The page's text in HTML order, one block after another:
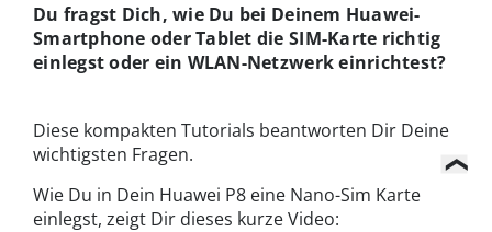
Du fragst Dich, wie Du bei Deinem Huawei-
Smartphone oder Tablet die SIM-Karte richtig
einlegst oder ein WLAN-Netzwerk einrichtest?
Diese kompakten Tutorials beantworten Dir Deine
wichtigsten Fragen.
Wie Du in Dein Huawei P8 eine Nano-Sim Karte
einlegst, zeigt Dir dieses kurze Video: